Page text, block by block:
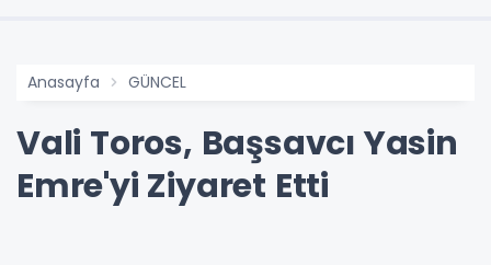
Anasayfa GÜNCEL
Vali Toros, Başsavcı Yasin
Emre'yi Ziyaret Etti